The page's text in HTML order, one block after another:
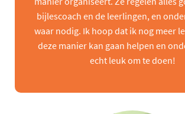
bijlescoach en de leerlingen, en
waar nodig. Ik hoop dat ik nog meer
deze manier kan gaan helpen en
echt leuk om te doen!